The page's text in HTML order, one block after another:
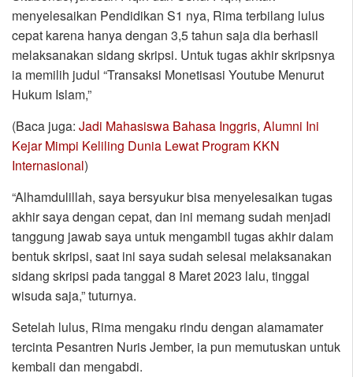
menyelesaikan Pendidikan S1 nya, Rima terbilang lulus
cepat karena hanya dengan 3,5 tahun saja dia berhasil
melaksanakan sidang skripsi. Untuk tugas akhir skripsnya
ia memilih judul “Transaksi Monetisasi Youtube Menurut
Hukum Islam,”
(Baca juga: Jadi Mahasiswa Bahasa Inggris, Alumni Ini
Kejar Mimpi Keliling Dunia Lewat Program KKN
Internasional)
“Alhamdulillah, saya bersyukur bisa menyelesaikan tugas
akhir saya dengan cepat, dan ini memang sudah menjadi
tanggung jawab saya untuk mengambil tugas akhir dalam
bentuk skripsi, saat ini saya sudah selesai melaksanakan
sidang skripsi pada tanggal 8 Maret 2023 lalu, tinggal
wisuda saja,” tuturnya.
Setelah lulus, Rima mengaku rindu dengan alamamater
tercinta Pesantren Nuris Jember, ia pun memutuskan untuk
kembali dan mengabdi.